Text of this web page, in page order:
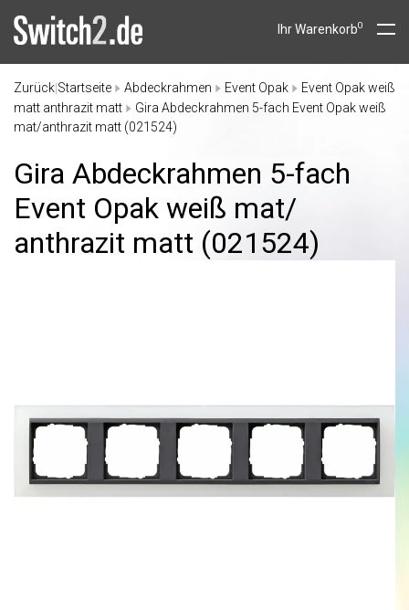
Ihr Warenkorb0
Zurück Startseite Abdeckrahmen Event Opak
Event Opak weiß
matt anthrazit matt
Gira Abdeckrahmen 5-fach Event Opak weiß
mat/anthrazit matt (021524)
Gira Abdeckrahmen 5-fach
Event Opak weiß mat/
anthrazit matt (021524)